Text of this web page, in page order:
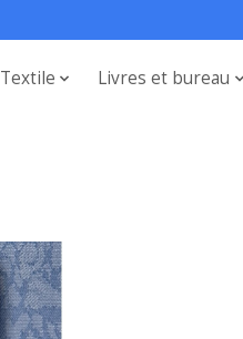
Textile Livres et bureau